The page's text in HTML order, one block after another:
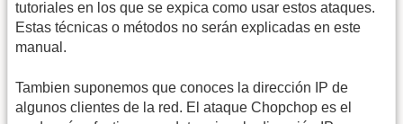
tutoriales en los que se expica como usar estos ataques.
Estas técnicas o métodos no serán explicadas en este
manual.
Tambien suponemos que conoces la dirección IP de
algunos clientes de la red. El ataque Chopchop es el